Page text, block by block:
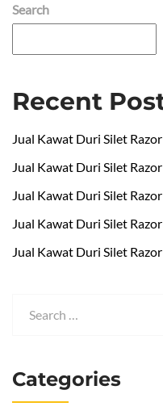
Search
Recent
Jual Kawat Duri Silet
Jual Kawat Duri Silet
Jual Kawat Duri Silet
Jual Kawat Duri Silet
Jual Kawat Duri Silet
Categories